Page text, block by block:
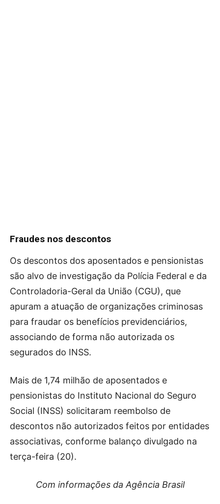
Fraudes nos descontos
Os descontos dos aposentados e pensionistas
são alvo de investigação da Polícia Federal e da
Controladoria-Geral da União (CGU), que
apuram a atuação de organizações criminosas
para fraudar os benefícios previdenciários,
associando de forma não autorizada os
segurados do INSS.
Mais de 1,74 milhão de aposentados e
pensionistas do Instituto Nacional do Seguro
Social (INSS) solicitaram reembolso de
descontos não autorizados feitos por entidades
associativas, conforme balanço divulgado na
terça-feira (20).
Com informações da Agência Brasil